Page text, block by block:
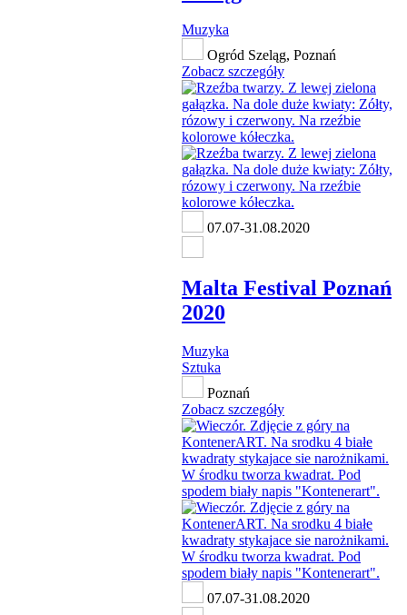
Muzyka
Ogród Szeląg, Poznań
Zobacz szczegóły
07.07-31.08.2020
Malta Festival Poznań
2020
Muzyka
Sztuka
Poznań
Zobacz szczegóły
07.07-31.08.2020